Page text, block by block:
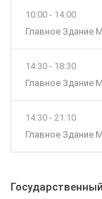
10:00 - 14:00
Главное Здание
14:30 - 18:30
Главное Здание
14:30 - 21:10
Главное Здание